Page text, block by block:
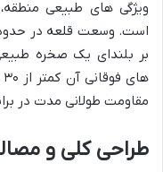
ویژگی های طبیعی
بر بلندای یک صخره
مقاومت طولانی مدت در
طراحی کلی و